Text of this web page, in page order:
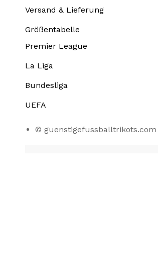
Versand & Lieferung
Größentabelle
Premier League
La Liga
Bundesliga
UEFA
© guenstigefussballtrikots.com